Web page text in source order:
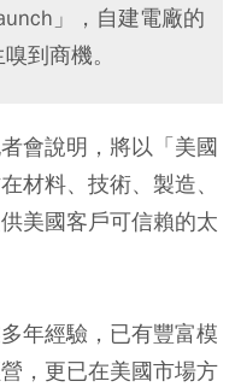
」，自建電廠的
到商機。
會說明，將以「美國
材料、技術、製造、
美國客戶可信賴的太
年經驗，已有豐富模
，更已在美國市場方